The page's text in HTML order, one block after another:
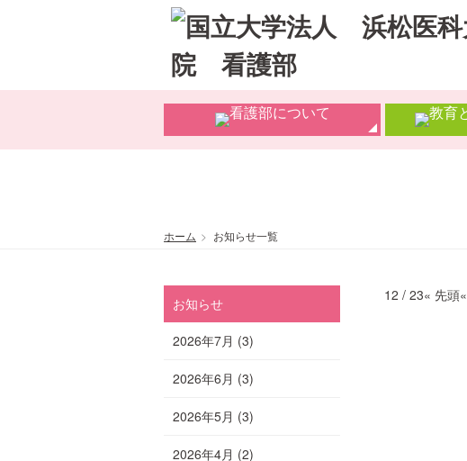
ホーム お知らせ一覧
12 / 23« 先頭«
お知らせ
2026年7月 (3)
2026年6月 (3)
2026年5月 (3)
2026年4月 (2)